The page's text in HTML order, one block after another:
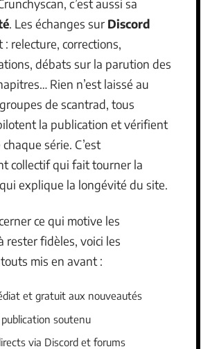
c’est aussi sa
. Les échanges sur Discord
: relecture, corrections,
débats sur la parution des
Rien n’est laissé au
de scantrad, tous
la publication et vérifient
série. C’est
collectif qui fait tourner la
explique la longévité du site.
ce qui motive les
rester fidèles, voici les
mis en avant :
et gratuit aux nouveautés
soutenu
via Discord et forums